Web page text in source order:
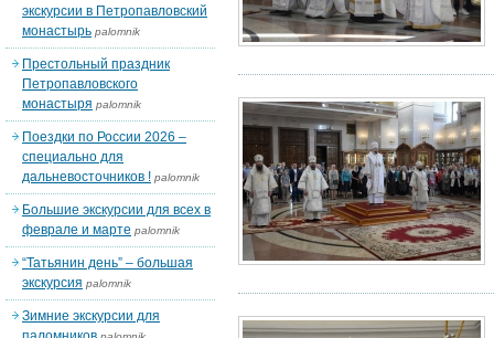
экскурсии в Петропавловский
монастырь palomnik
Престольный праздник
Петропавловского
монастыря palomnik
Поездки по России 2026 –
специально для
дальневосточников ! palomnik
Большие экскурсии для всех в
феврале и марте palomnik
“Татьянин день” – большая
экскурсия palomnik
Зимние экскурсии для